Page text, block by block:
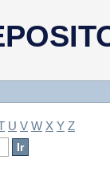
U V W X Y Z